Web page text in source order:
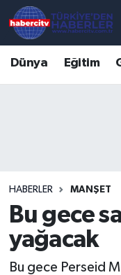
Dünya Eğitim
HABERLER MANŞET
Bu gece
yağacak
Bu gece Perseid
Süper Lig
Tüm Manşetler
Son Dakika